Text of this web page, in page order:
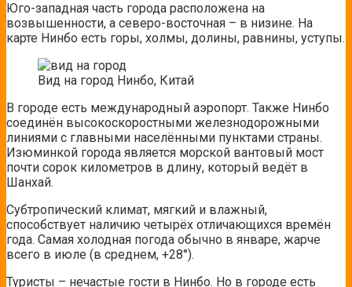
Юго-западная часть города расположена на
возвышенности, а северо-восточная – в низине. На
карте Нинбо есть горы, холмы, долины, равнины, уступы.
Вид на город Нинбо, Китай
В городе есть международный аэропорт. Также Нинбо
соединён высокоскоростными железнодорожными
линиями с главными населёнными пунктами страны.
Изюминкой города является морской вантовый мост
почти сорок километров в длину, который ведёт в
Шанхай.
Субтропический климат, мягкий и влажный,
способствует наличию четырёх отличающихся времён
года. Самая холодная погода обычно в январе, жарче
всего в июле (в среднем, +28°).
Туристы – нечастые гости в Нинбо. Но в городе есть